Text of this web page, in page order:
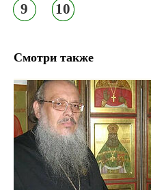
9 10
Смотри также